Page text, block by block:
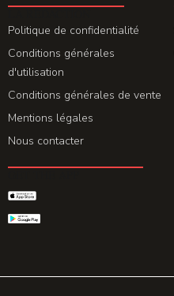
Politique de confidentialité
Conditions générales
d'utilisation
Conditions générales de vente
Mentions légales
Nous contacter